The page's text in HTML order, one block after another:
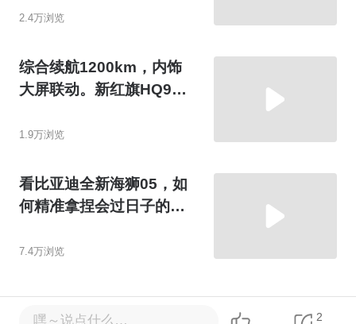
2.4万浏览
综合续航1200km，内饰
大屏联动。新红旗HQ9升
1.9万浏览
看比亚迪全新海狮05，如
何精准拿捏会过日子的人
7.4万浏览
嘿～说点什么… 2